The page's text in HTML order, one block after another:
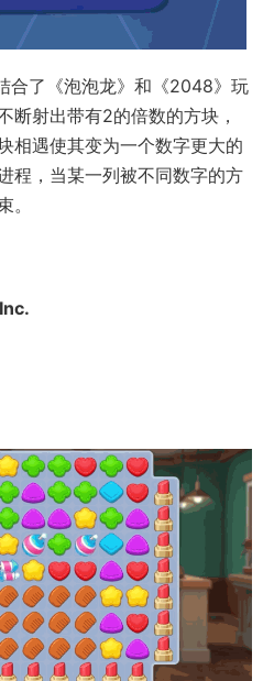
合了《泡泡龙》和《2048》玩
断射出带有2的倍数的方块，
相遇使其变为一个数字更大的
程，当某一列被不同数字的方
。